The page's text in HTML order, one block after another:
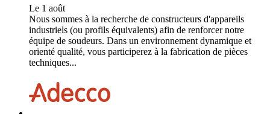
Le 1 août
Nous sommes à la recherche de constructeurs d'appareils
industriels (ou profils équivalents) afin de renforcer notre
équipe de soudeurs. Dans un environnement dynamique et
orienté qualité, vous participerez à la fabrication de pièces
techniques...